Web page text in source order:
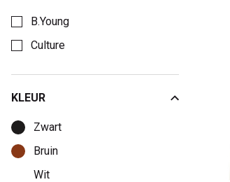
B.Young
Culture
KLEUR
Zwart
Bruin
Wit